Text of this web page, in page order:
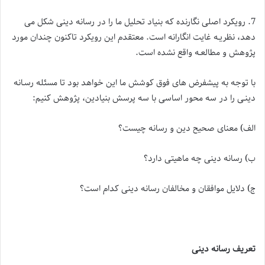
7. رویكرد اصلی نگارنده كه بنیاد تحلیل ما را در رسانه دینی شكل می
دهد، نظریـه غایت انگارانه است. معتقدم این رویكرد تاكنون چندان مورد
پژوهش و مطالعـه واقع نشده است.
با توجه به پیشفرض های فوق كوشش ما این خواهد بود تا مسئله رسـانه
دینـی را در سه محور اساسی با سه پرسش بنیادین، پژوهش كنیم:
الف) معنای صحیح دین و رسانه چیست؟
ب) رسانه دینی چه ماهیتی دارد؟
ج) دلایل موافقان و مخالفان رسانه دینی كدام است؟
تعریف رسانه دینی